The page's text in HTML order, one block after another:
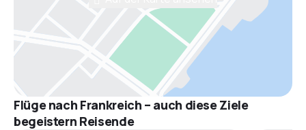
Flüge nach Frankreich – auch diese Ziele
begeistern Reisende